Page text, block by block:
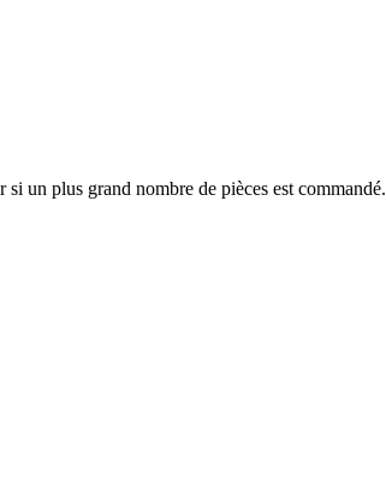
un plus grand nombre de pièces est commandé.